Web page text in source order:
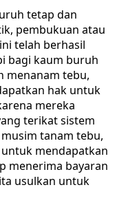
tetap dan
pembukuan atau
telah berhasil
bagi kaum buruh
menanam tebu,
hak untuk
mereka
terikat sistem
tanam tebu,
mendapatkan
menerima bayaran
usulkan untuk